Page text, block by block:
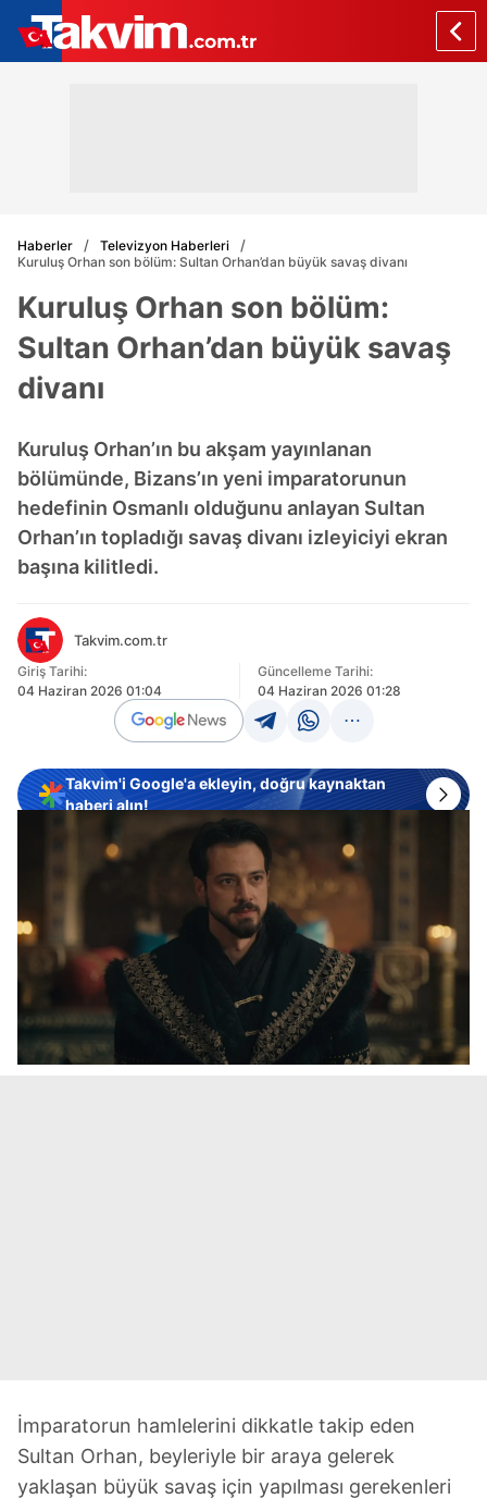
Haberler
Televizyon Haberleri
Kuruluş Orhan son bölüm: Sultan Orhan’dan büyük savaş divanı
Kuruluş Orhan son bölüm:
Sultan Orhan’dan büyük savaş
divanı
Kuruluş Orhan’ın bu akşam yayınlanan
bölümünde, Bizans’ın yeni imparatorunun
hedefinin Osmanlı olduğunu anlayan Sultan
Orhan’ın topladığı savaş divanı izleyiciyi ekran
başına kilitledi.
Takvim.com.tr
Giriş Tarihi:
04 Haziran 2026 01:04
Güncelleme Tarihi:
04 Haziran 2026 01:28
Takvim'i Google'a ekleyin, doğru kaynaktan
haberi alın!
İmparatorun hamlelerini dikkatle takip eden
Sultan Orhan, beyleriyle bir araya gelerek
yaklaşan büyük savaş için yapılması gerekenleri